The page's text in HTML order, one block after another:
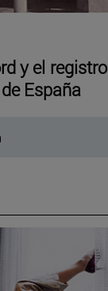
y el registro
España